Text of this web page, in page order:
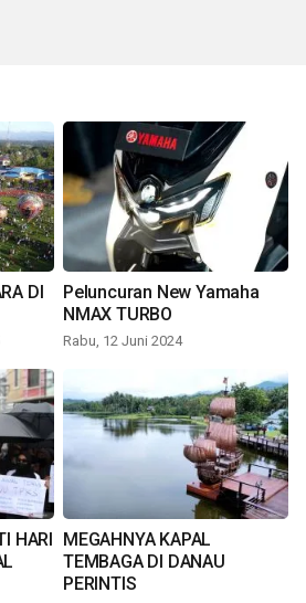
DI
Peluncuran New Yamaha
NMAX TURBO
Rabu, 12 Juni 2024
HARI MEGAHNYA KAPAL
TEMBAGA DI DANAU
PERINTIS